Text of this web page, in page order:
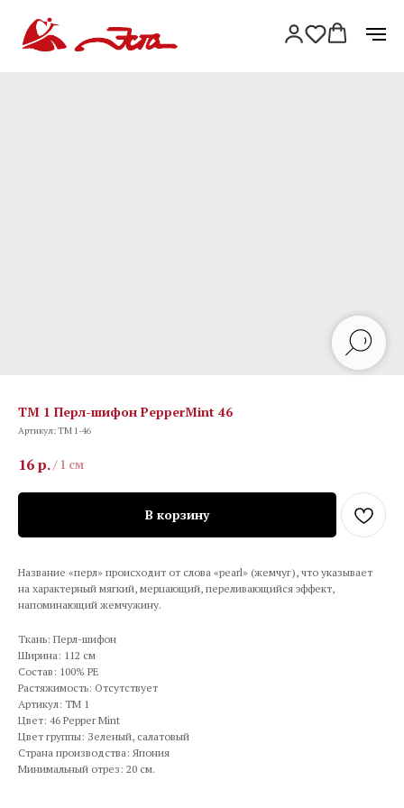
TM 1 Перл-шифон PepperMint 46
Артикул:TM 1-46
16р./ 1 см
В корзину
Название «перл» происходит от слова «pearl» (жемчуг), что указывает
на характерный мягкий, мерцающий, переливающийся эффект,
напоминающий жемчужину.
Ткань: Перл-шифон
Ширина: 112 см
Состав: 100% PE
Растяжимость: Отсутствует
Артикул: TM 1
Цвет: 46 Pepper Mint
Цвет группы: Зеленый, салатовый
Страна производства: Япония
Минимальный отрез: 20 см.